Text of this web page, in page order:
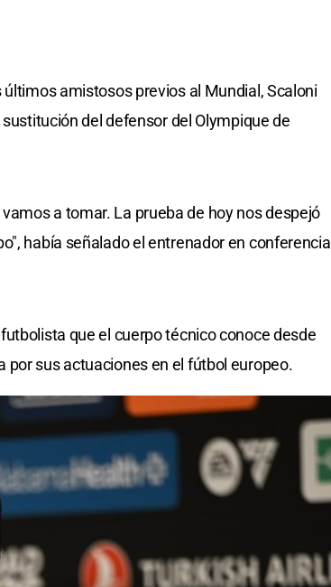
amistosos previos al Mundial, Scaloni
del defensor del Olympique de
a tomar. La prueba de hoy nos despejó
había señalado el entrenador en conferencia
que el cuerpo técnico conoce desde
por sus actuaciones en el fútbol europeo.